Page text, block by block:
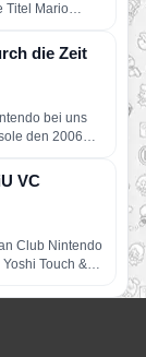
Titel Mario
die Zeit
bei uns
den 2006
VC
Club Nintendo
Touch &